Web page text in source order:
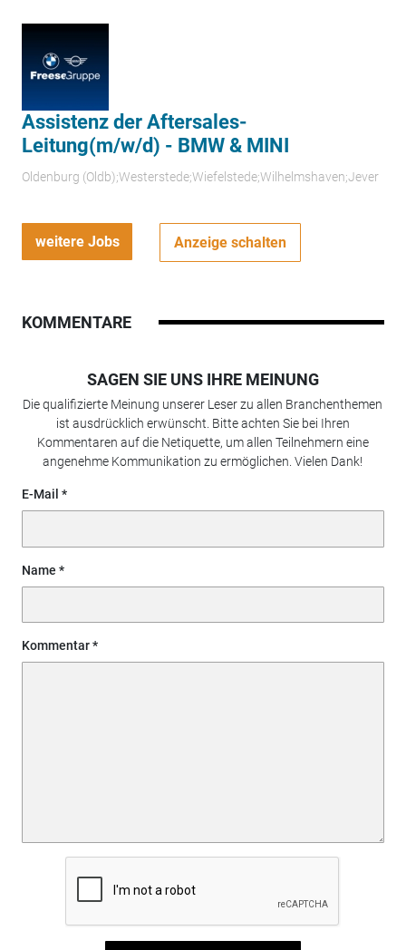
Assistenz der Aftersales-
Leitung(m/w/d) - BMW & MINI
Oldenburg (Oldb);Westerstede;Wiefelstede;Wilhelmshaven;Jever
weitere Jobs Anzeige schalten
KOMMENTARE
SAGEN SIE UNS IHRE MEINUNG
Die qualifizierte Meinung unserer Leser zu allen Branchenthemen
ist ausdrücklich erwünscht. Bitte achten Sie bei Ihren
Kommentaren auf die Netiquette, um allen Teilnehmern eine
angenehme Kommunikation zu ermöglichen. Vielen Dank!
E-Mail
Name
Kommentar